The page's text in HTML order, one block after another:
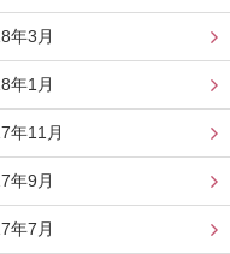
年3月
年1月
年11月
年9月
年7月